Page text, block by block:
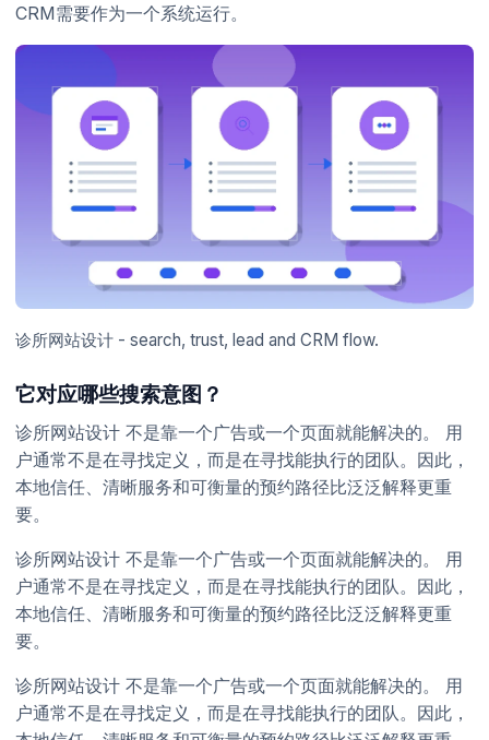
CRM需要作为一个系统运行。
诊所网站设计 - search, trust, lead and CRM flow.
它对应哪些搜索意图？
诊所网站设计 不是靠一个广告或一个页面就能解决的。 用
户通常不是在寻找定义，而是在寻找能执行的团队。因此，
本地信任、清晰服务和可衡量的预约路径比泛泛解释更重
要。
诊所网站设计 不是靠一个广告或一个页面就能解决的。 用
户通常不是在寻找定义，而是在寻找能执行的团队。因此，
本地信任、清晰服务和可衡量的预约路径比泛泛解释更重
要。
诊所网站设计 不是靠一个广告或一个页面就能解决的。 用
户通常不是在寻找定义，而是在寻找能执行的团队。因此，